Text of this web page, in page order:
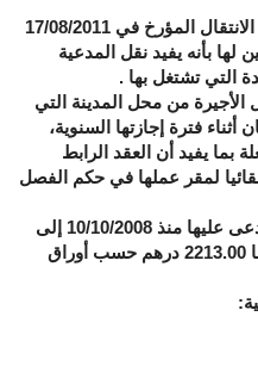
وحيث إن المحكمة باستقرائها لقرار الانتقال المؤرخ في 17/08/2011
لها بأنه يفيد نقل المدعية
التي تشتغل بها .
من محل المدينة التي
فترة إجازتها السنوية،
بما يفيد أن العقد الرابط
لمقر عملها في حكم الفصل
وحيث إن المدعية اشتغلت لدى المدعى عليها منذ 10/10/2008 إلى
غاية 24/08/2011 بأجرة شهرية قدرها 2213.00 درهم حسب أوراق